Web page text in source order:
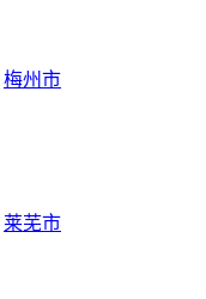
梅州市
莱芜市